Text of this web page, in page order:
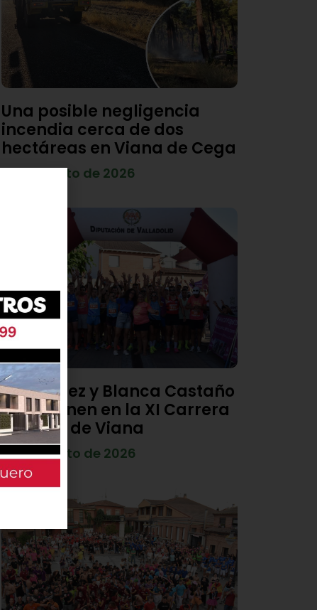
Una posible negligencia
incendia cerca de dos
hectáreas en Viana de Cega
7 de agosto de 2026
Diego Díez y Blanca Castaño
se imponen en la XI Carrera
Popular de Viana
4 de agosto de 2026